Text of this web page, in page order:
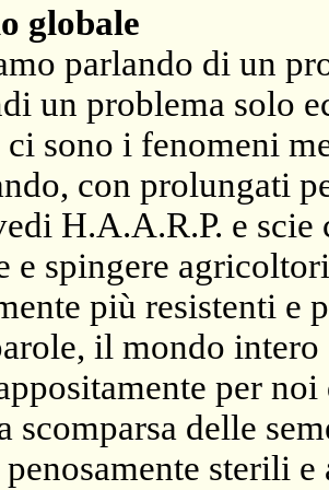
globale
parlando di un
un problema solo
sono i fenomeni
con prolungati
H.A.A.R.P. e scie
e spingere
più resistenti e
il mondo
per
scomparsa delle
sterili